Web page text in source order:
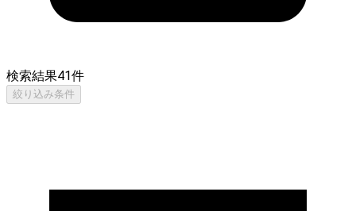
検索結果41件
絞り込み条件